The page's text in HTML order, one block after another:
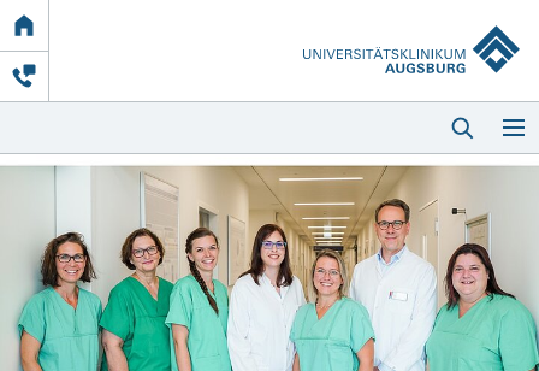
Link
zur
Startseite
Startseite